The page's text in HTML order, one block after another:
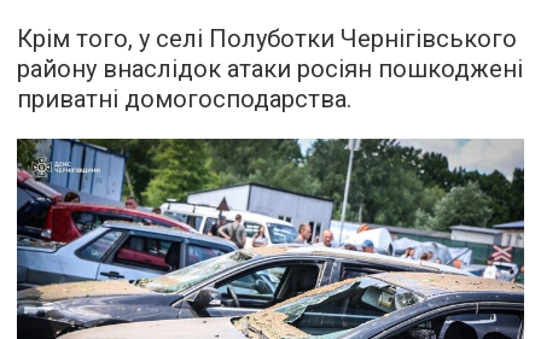
Крім того, у селі Полуботки Чернігівського
району внаслідок атаки росіян пошкоджені
приватні домогосподарства.